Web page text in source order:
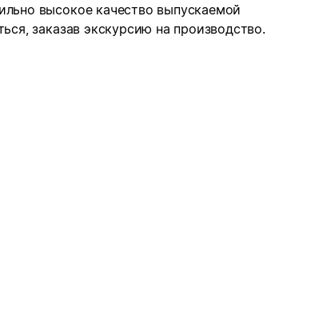
высокое качество выпускаемой
заказав экскурсию на производство.